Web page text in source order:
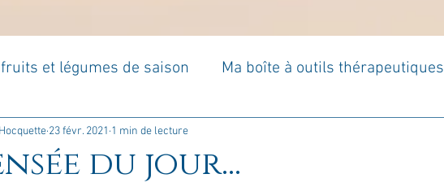
et légumes de saison Ma boîte à outils thérapeutiques
De vous à moi... Rome : voyage
du jour...
23 févr. 2021 1 min de lecture